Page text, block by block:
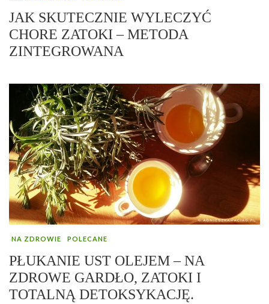
JAK SKUTECZNIE WYLECZYĆ
CHORE ZATOKI – METODA
ZINTEGROWANA
NA ZDROWIE POLECANE
PŁUKANIE UST OLEJEM – NA
ZDROWE GARDŁO, ZATOKI I
TOTALNĄ DETOKSYKACJĘ.